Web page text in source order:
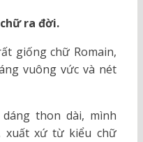
ra đời.
giống chữ Romain,
vuông vức và nét
thon dài, mình
xuất xứ từ kiểu chữ